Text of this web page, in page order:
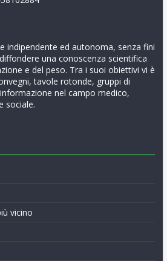
indipendente ed autonoma, senza fini
una conoscenza scientifica
e del peso. Tra i suoi obiettivi vi è
tavole rotonde, gruppi di
nel campo medico,
sociale.
vicino